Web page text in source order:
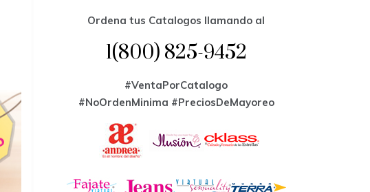
Ordena tus Catalogos llamando al
1(800) 825-9452
#VentaPorCatalogo
#NoOrdenMinima #PreciosDeMayoreo